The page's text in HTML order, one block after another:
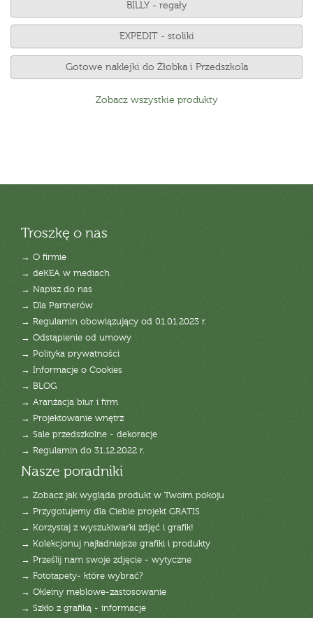
BILLY - regały
EXPEDIT - stoliki
Gotowe naklejki do Żłobka i Przedszkola
Zobacz wszystkie produkty
Troszkę o nas
→ O firmie
→ deKEA w mediach
→ Napisz do nas
→ Dla Partnerów
→ Regulamin obowiązujący od 01.01.2023 r.
→ Odstąpienie od umowy
→ Polityka prywatności
→ Informacje o Cookies
→ BLOG
→ Aranżacja biur i firm
→ Projektowanie wnętrz
→ Sale przedszkolne - dekoracje
→ Regulamin do 31.12.2022 r.
Nasze poradniki
→ Zobacz jak wygląda produkt w Twoim pokoju
→ Przygotujemy dla Ciebie projekt GRATIS
→ Korzystaj z wyszukiwarki zdjęć i grafik!
→ Kolekcjonuj najładniejsze grafiki i produkty
→ Prześlij nam swoje zdjęcie - wytyczne
→ Fototapety- które wybrać?
→ Okleiny meblowe-zastosowanie
→ Szkło z grafiką - informacje